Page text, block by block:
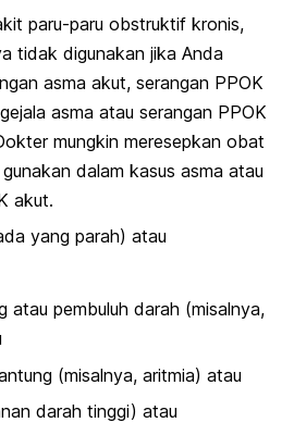
paru-paru obstruktif kronis,
tidak digunakan jika Anda
asma akut, serangan PPOK
asma atau serangan PPOK
mungkin meresepkan obat
dalam kasus asma atau
akut.
yang parah) atau
atau pembuluh darah (misalnya,
(misalnya, aritmia) atau
darah tinggi) atau